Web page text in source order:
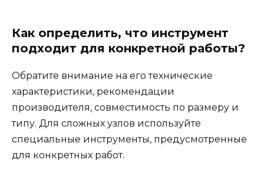
Как определить, что инструмент
подходит для конкретной работы?
Обратите внимание на его технические
характеристики, рекомендации
производителя, совместимость по размеру и
типу. Для сложных узлов используйте
специальные инструменты, предусмотренные
для конкретных работ.